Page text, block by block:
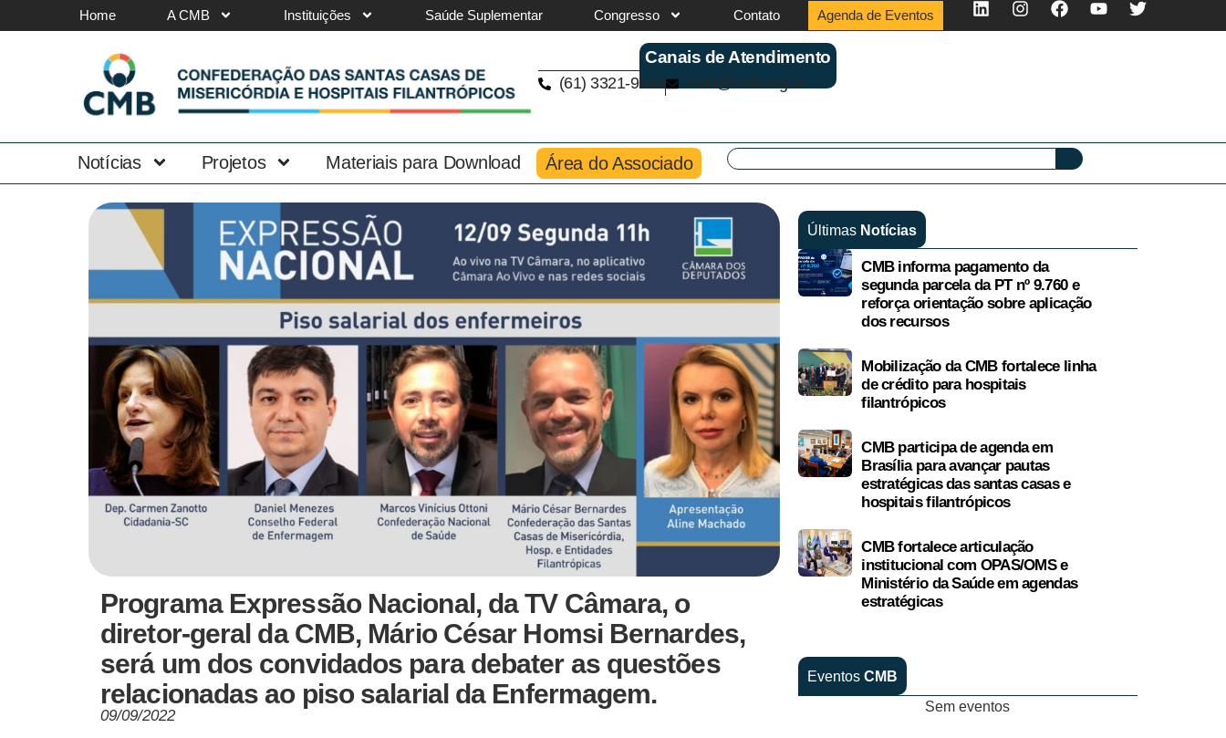
Home A CMB Instituições Saúde Suplementar Congresso Contato Agenda de Eventos
Canais de Atendimento
(61) 3321-9563 cmb@cmb.org.br
Notícias Projetos Materiais para Download Área do Associado
Programa Expressão Nacional, da TV Câmara, o
diretor-geral da CMB, Mário César Homsi Bernardes,
será um dos convidados para debater as questões
relacionadas ao piso salarial da Enfermagem.
09/09/2022
Últimas Notícias
CMB informa pagamento da
segunda parcela da PT nº 9.760 e
reforça orientação sobre aplicação
dos recursos
Mobilização da CMB fortalece linha
de crédito para hospitais
filantrópicos
CMB participa de agenda em
Brasília para avançar pautas
estratégicas das santas casas e
hospitais filantrópicos
CMB fortalece articulação
institucional com OPAS/OMS e
Ministério da Saúde em agendas
estratégicas
Eventos CMB
Sem eventos